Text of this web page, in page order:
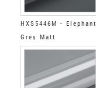
HXS5446M - Elephant
Grey Matt